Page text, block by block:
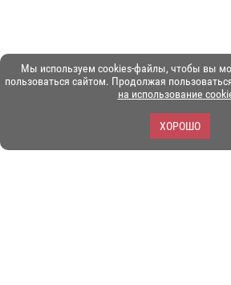
Мы используем cookies-файлы, чтобы вы
пользоваться сайтом. Продолжая
на использование
ХОРОШО